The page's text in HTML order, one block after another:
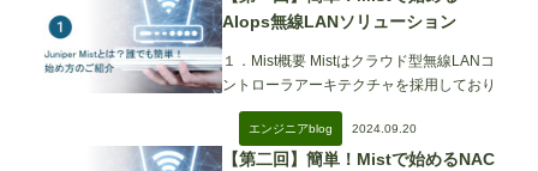
AIops無線LANソリューション
１．Mist概要 Mistはクラウド型無線LANコ
ントローラアーキテクチャを採用しており
エンジニアblog 2024.09.20
【第二回】簡単！Mistで始めるNAC